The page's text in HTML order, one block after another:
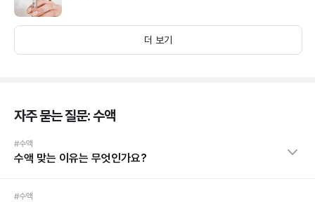
더 보기
자주 묻는 질문: 수액
#수액
수액 맞는 이유는 무엇인가요?
#수액